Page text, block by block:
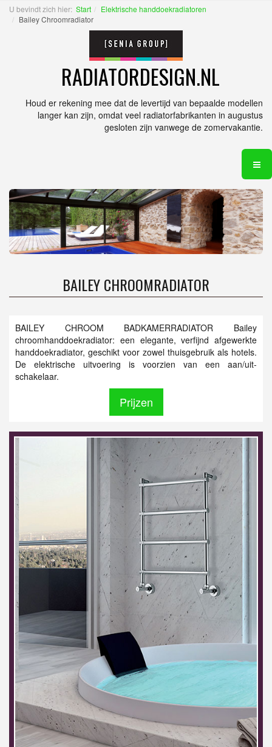
U bevindt zich hier: Start
Elektrische handdoekradiatoren
Bailey Chroomradiator
RADIATORDESIGN.NL
Houd er rekening mee dat de levertijd van bepaalde modellen
langer kan zijn, omdat veel radiatorfabrikanten in augustus
gesloten zijn vanwege de zomervakantie.
BAILEY CHROOMRADIATOR
BAILEY CHROOM BADKAMERRADIATOR Bailey
chroomhanddoekradiator: een elegante, verfijnd afgewerkte
handdoekradiator, geschikt voor zowel thuisgebruik als hotels.
De elektrische uitvoering is voorzien van een aan/uit-
schakelaar.
Prijzen